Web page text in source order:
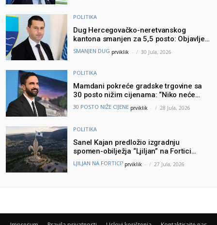
POLITIKA
Dug Hercegovačko-neretvanskog
kantona smanjen za 5,5 posto: Objavljeni
najnoviji podaci Ministarstva finansija
SMANJEN DUG prviklik - 30 Jula, 2026
POLITIKA
Mamdani pokreće gradske trgovine sa
30 posto nižim cijenama: “Niko neće
brinuti može li prehraniti svoju porodicu”
30 POSTO NIŽE CIJENE prviklik - 28 Jula, 2026
POLITIKA
Sanel Kajan predložio izgradnju
spomen-obilježja “Ljiljan” na Fortici
iznad Mostara – Podšku ideji dao i
Muhamed ef. Velić
LJILJAN NA FORTICI? prviklik - 27 Jula, 2026